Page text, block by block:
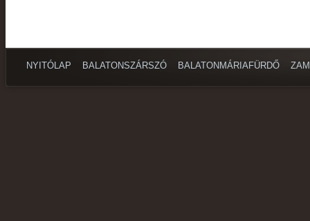
NYITÓLAP BALATONSZÁRSZÓ BALATONMÁRIAFÜRDŐ